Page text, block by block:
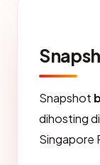
Snapshot
dihosting
Singapore